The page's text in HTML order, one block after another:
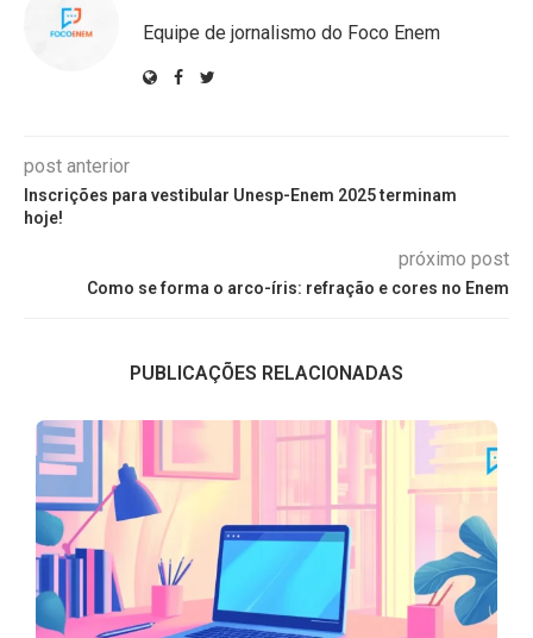
Equipe de jornalismo do Foco Enem
post anterior
Inscrições para vestibular Unesp-Enem 2025 terminam
hoje!
próximo post
Como se forma o arco-íris: refração e cores no Enem
PUBLICAÇÕES RELACIONADAS